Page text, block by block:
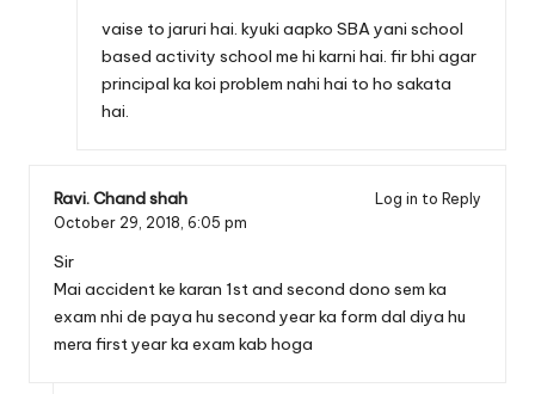
vaise to jaruri hai. kyuki aapko SBA yani school
based activity school me hi karni hai. fir bhi agar
principal ka koi problem nahi hai to ho sakata
hai.
Ravi. Chand shah
Log in to Reply
October 29, 2018, 6:05 pm
Sir
Mai accident ke karan 1st and second dono sem ka
exam nhi de paya hu second year ka form dal diya hu
mera first year ka exam kab hoga